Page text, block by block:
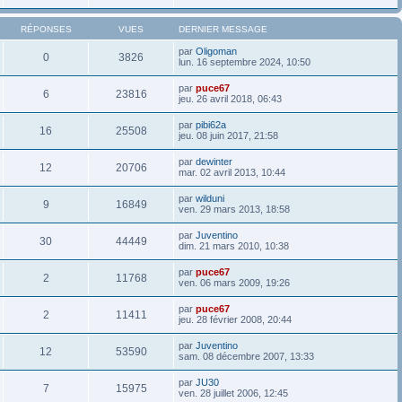
RÉPONSES VUES DERNIER MESSAGE
0 3826 par Oligoman
lun. 16 septembre 2024, 10:50
6 23816 par puce67
jeu. 26 avril 2018, 06:43
16 25508 par pibi62a
jeu. 08 juin 2017, 21:58
12 20706 par dewinter
mar. 02 avril 2013, 10:44
9 16849 par wilduni
ven. 29 mars 2013, 18:58
30 44449 par Juventino
dim. 21 mars 2010, 10:38
2 11768 par puce67
ven. 06 mars 2009, 19:26
2 11411 par puce67
jeu. 28 février 2008, 20:44
12 53590 par Juventino
sam. 08 décembre 2007, 13:33
7 15975 par JU30
ven. 28 juillet 2006, 12:45